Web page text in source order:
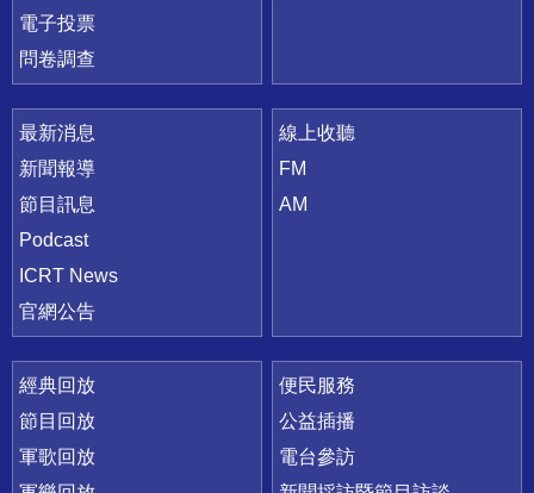
電子投票
問卷調查
最新消息
新聞報導
節目訊息
Podcast
ICRT News
官網公告
線上收聽
FM
AM
經典回放
節目回放
軍歌回放
便民服務
公益插播
電台參訪